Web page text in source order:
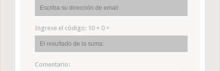
Ingrese el código: 10 + 0 =
Comentario: